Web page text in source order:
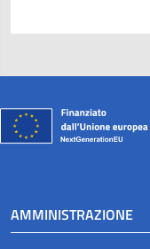
AMMINISTRAZIONE